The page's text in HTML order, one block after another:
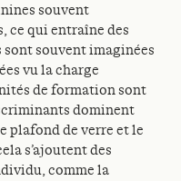
souvent
ce qui entraîne des
souvent imaginées
vu la charge
de formation sont
dominent
plafond de verre et le
s’ajoutent des
comme la